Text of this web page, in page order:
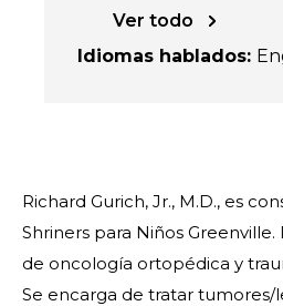
Ver todo
Idiomas hablados:
Richard Gurich, Jr., M.D., es
Shriners para Niños Greenville.
de oncología ortopédica y
Se encarga de tratar tumores/